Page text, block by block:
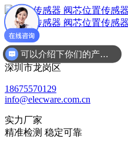
广东省
深圳市龙岗区
18675570129
info@elecware.com.cn
实力厂家
精准检测 稳定可靠
可以介绍下你们的产品么